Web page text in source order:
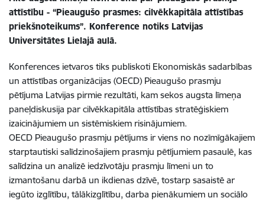
attīstību - “Pieaugušo prasmes: cilvēkkapitāla attīstības
priekšnoteikums”. Konference notiks Latvijas
Universitātes Lielajā aulā.
Konferences ietvaros tiks publiskoti Ekonomiskās sadarbības
un attīstības organizācijas (OECD) Pieaugušo prasmju
pētījuma Latvijas pirmie rezultāti, kam sekos augsta līmeņa
paneļdiskusija par cilvēkkapitāla attīstības stratēģiskiem
izaicinājumiem un sistēmiskiem risinājumiem.
OECD Pieaugušo prasmju pētījums ir viens no nozīmīgākajiem
starptautiski salīdzinošajiem prasmju pētījumiem pasaulē, kas
salīdzina un analizē iedzīvotāju prasmju līmeni un to
izmantošanu darbā un ikdienas dzīvē, tostarp sasaistē ar
iegūto izglītību, tālākizglītību, darba pienākumiem un sociālo